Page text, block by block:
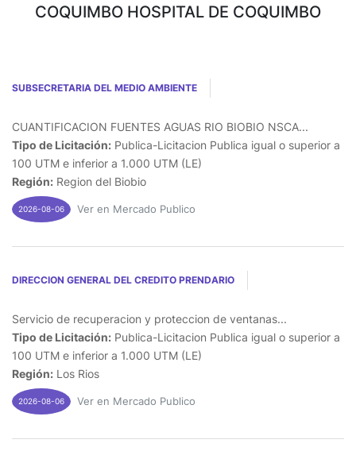
COQUIMBO HOSPITAL DE COQUIMBO
SUBSECRETARIA DEL MEDIO AMBIENTE
CUANTIFICACION FUENTES AGUAS RIO BIOBIO NSCA...
Tipo de Licitación: Publica-Licitacion Publica igual o superior a
100 UTM e inferior a 1.000 UTM (LE)
Región: Region del Biobio
2026-08-06 Ver en Mercado Publico
DIRECCION GENERAL DEL CREDITO PRENDARIO
Servicio de recuperacion y proteccion de ventanas...
Tipo de Licitación: Publica-Licitacion Publica igual o superior a
100 UTM e inferior a 1.000 UTM (LE)
Región: Los Rios
2026-08-06 Ver en Mercado Publico